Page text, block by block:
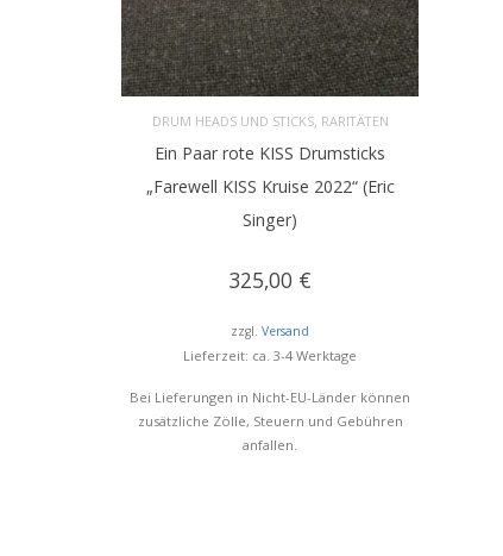
IN DEN WARENKORB
DRUM HEADS UND STICKS, RARITÄTEN
Ein Paar rote KISS Drumsticks
„Farewell KISS Kruise 2022“ (Eric
Singer)
325,00 €
zzgl.Versand
Lieferzeit: ca. 3-4 Werktage
Bei Lieferungen in Nicht-EU-Länder können
zusätzliche Zölle, Steuern und Gebühren
anfallen.